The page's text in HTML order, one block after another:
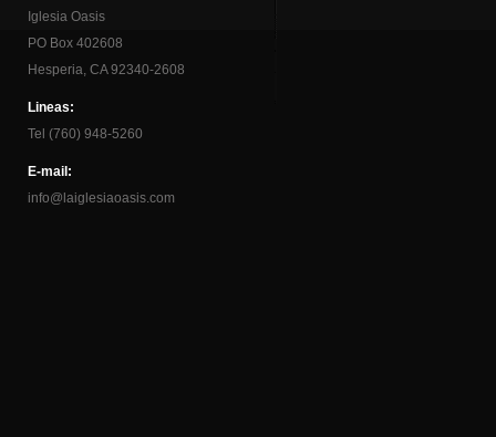
Iglesia Oasis
PO Box 402608
Hesperia, CA 92340-2608
Lineas:
Tel (760) 948-5260
E-mail:
info@laiglesiaoasis.com